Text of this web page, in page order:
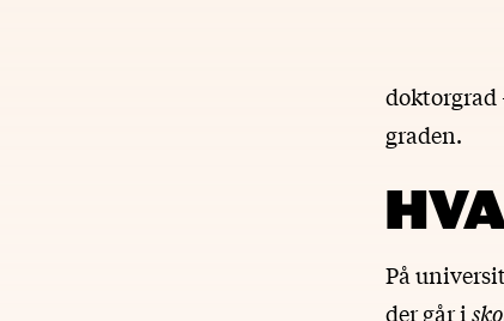
doktorgrad
graden.
På
der går i